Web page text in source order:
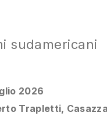
sudamericani
2026
Trapletti,